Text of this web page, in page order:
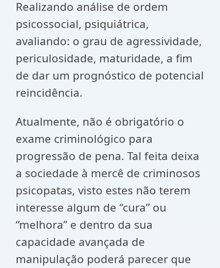
Realizando análise de ordem
psicossocial, psiquiátrica,
avaliando: o grau de agressividade,
periculosidade, maturidade, a fim
de dar um prognóstico de potencial
reincidência.
Atualmente, não é obrigatório o
exame criminológico para
progressão de pena. Tal feita deixa
a sociedade à mercê de criminosos
psicopatas, visto estes não terem
interesse algum de “cura” ou
“melhora” e dentro da sua
capacidade avançada de
manipulação poderá parecer que